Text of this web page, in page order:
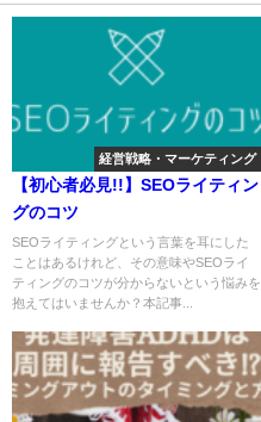
経営戦略・マーケティング
【初心者必見!!】SEOライティン
グのコツ
SEOライティングという言葉を耳にした
ことはあるけれど、その意味やSEOライ
ティングのコツが分からないという悩みを
抱えてはいませんか？本記事...